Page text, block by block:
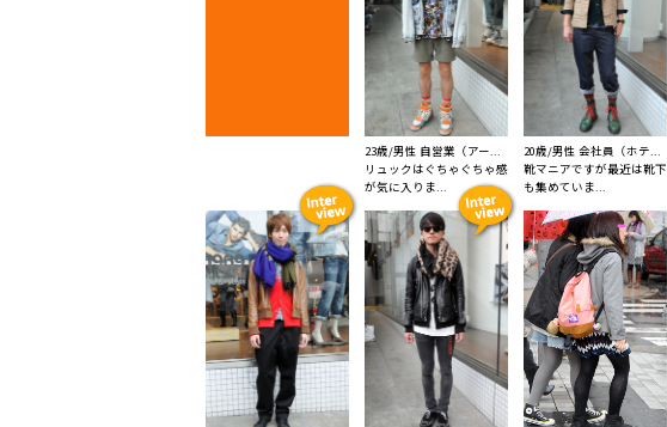
23歳/男性 自営業（アー...
リュックはぐちゃぐちゃ感
が気に入りま...
20歳/男性 会社員（ホテ...
靴マニアですが最近は靴下
も集めていま...